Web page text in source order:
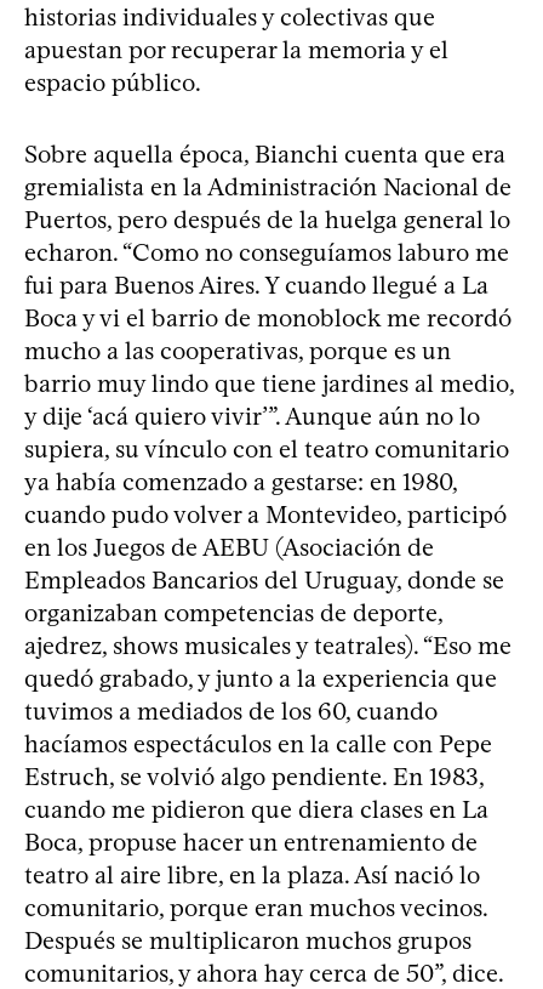
historias individuales y colectivas que
apuestan por recuperar la memoria y el
espacio público.
Sobre aquella época, Bianchi cuenta que era
gremialista en la Administración Nacional de
Puertos, pero después de la huelga general lo
echaron. “Como no conseguíamos laburo me
fui para Buenos Aires. Y cuando llegué a La
Boca y vi el barrio de monoblock me recordó
mucho a las cooperativas, porque es un
barrio muy lindo que tiene jardines al medio,
y dije ‘acá quiero vivir’”. Aunque aún no lo
supiera, su vínculo con el teatro comunitario
ya había comenzado a gestarse: en 1980,
cuando pudo volver a Montevideo, participó
en los Juegos de AEBU (Asociación de
Empleados Bancarios del Uruguay, donde se
organizaban competencias de deporte,
ajedrez, shows musicales y teatrales). “Eso me
quedó grabado, y junto a la experiencia que
tuvimos a mediados de los 60, cuando
hacíamos espectáculos en la calle con Pepe
Estruch, se volvió algo pendiente. En 1983,
cuando me pidieron que diera clases en La
Boca, propuse hacer un entrenamiento de
teatro al aire libre, en la plaza. Así nació lo
comunitario, porque eran muchos vecinos.
Después se multiplicaron muchos grupos
comunitarios, y ahora hay cerca de 50”, dice.